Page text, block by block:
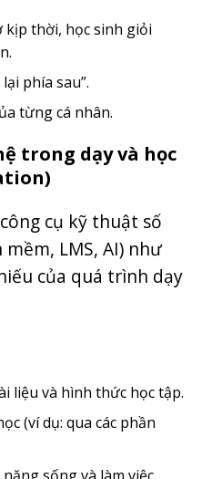
kịp thời, học sinh giỏi
phía sau”.
từng cá nhân.
trong dạy và học
cụ kỹ thuật số
LMS, AI) như
của quá trình dạy
liệu và hình thức học tập.
(ví dụ: qua các phần